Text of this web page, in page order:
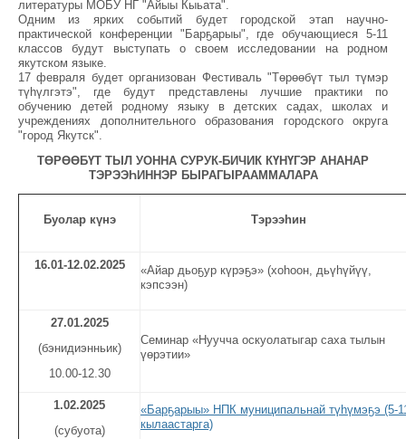
литературы МОБУ НГ "Айыы Кыьата".
Одним из ярких событий будет городской этап научно-
практической конференции "Барҕарыы", где обучающиеся 5-11
классов будут выступать о своем исследовании на родном
якутском языке.
17 февраля будет организован Фестиваль "Төрөөбүт тыл түмэр
түһүлгэтэ", где будут представлены лучшие практики по
обучению детей родному языку в детских садах, школах и
учреждениях дополнительного образования городского округа
"город Якутск".
ТӨРӨӨБҮТ ТЫЛ УОННА СУРУК-БИЧИК КҮНҮГЭР АНАНАР
ТЭРЭЭҺИННЭР БЫРАГЫРААММАЛАРА
Буолар күнэ Тэрээһин
16.01-12.02.2025
«Айар дьоҕур күрэҕэ» (хоһоон, дьүһүйүү,
кэпсээн)
27.01.2025
(бэнидиэнньик)
10.00-12.30
Семинар «Нуучча оскуолатыгар саха тылын
үөрэтии»
1.02.2025
(субуота)
«Барҕарыы» НПК муниципальнай түһүмэҕэ (5-
кылаастарга)